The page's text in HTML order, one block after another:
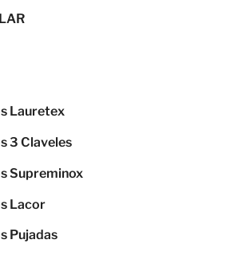
Lauretex
3 Claveles
Supreminox
Lacor
Pujadas